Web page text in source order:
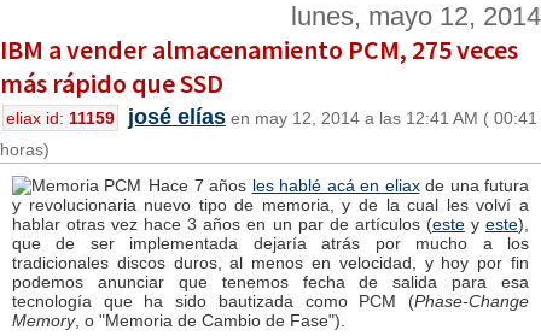
lunes, mayo 12, 2014
IBM a vender almacenamiento PCM, 275 veces
más rápido que SSD
eliax id: 11159 josé elías en may 12, 2014 a las 12:41 AM ( 00:41
horas)
Hace 7 años les hablé acá en eliaxde una futura
y revolucionaria nuevo tipo de memoria, y de la cual les volví a
hablar otras vez hace 3 años en un par de artículos (esteyeste),
que de ser implementada dejaría atrás por mucho a los
tradicionales discos duros, al menos en velocidad, y hoy por fin
podemos anunciar que tenemos fecha de salida para esa
tecnología que ha sido bautizada como PCM (Phase-Change
Memory, o "Memoria de Cambio de Fase").